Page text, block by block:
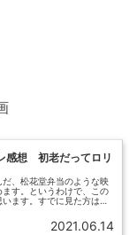
感想 初老だってロリ
、松花堂弁当のような映
す。というわけで、この
ます。すでに見た方はも
2021.06.14